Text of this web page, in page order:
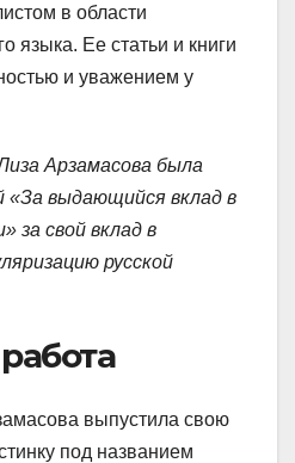
в области
языка. Ее статьи и книги
и уважением у
Арзамасова была
«За выдающийся вклад в
за свой вклад в
русской
выпустила свою
под названием